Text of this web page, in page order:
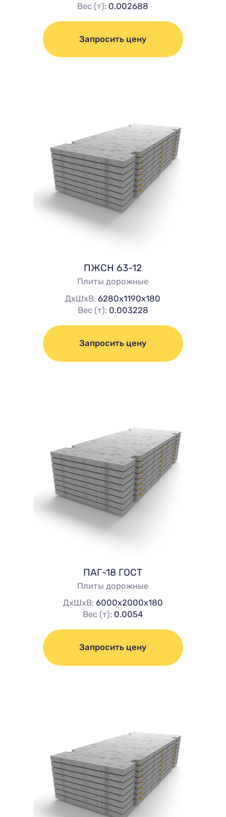
Вес (т): 0.002688
Запросить цену
ПЖСН 63-12
Плиты дорожные
ДхШхВ:6280х1190х180
Вес (т): 0.003228
Запросить цену
ПАГ-18 ГОСТ
Плиты дорожные
ДхШхВ: 6000х2000х180
Вес (т): 0.0054
Запросить цену